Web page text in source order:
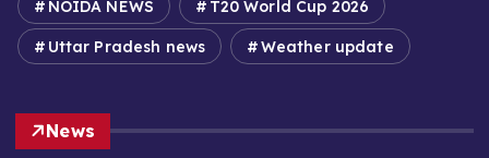
NOIDA NEWS T20 World Cup 2026
Uttar Pradesh news Weather update
News